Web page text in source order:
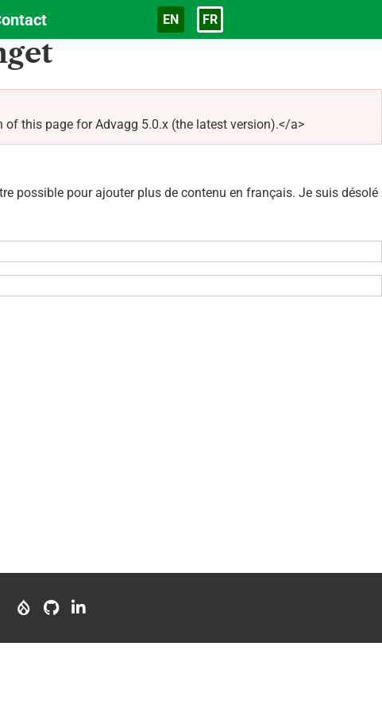
Langue
EN FR
this page for Advagg 5.0.x (the latest version).</a>
possible pour ajouter plus de contenu en français. Je suis désolé